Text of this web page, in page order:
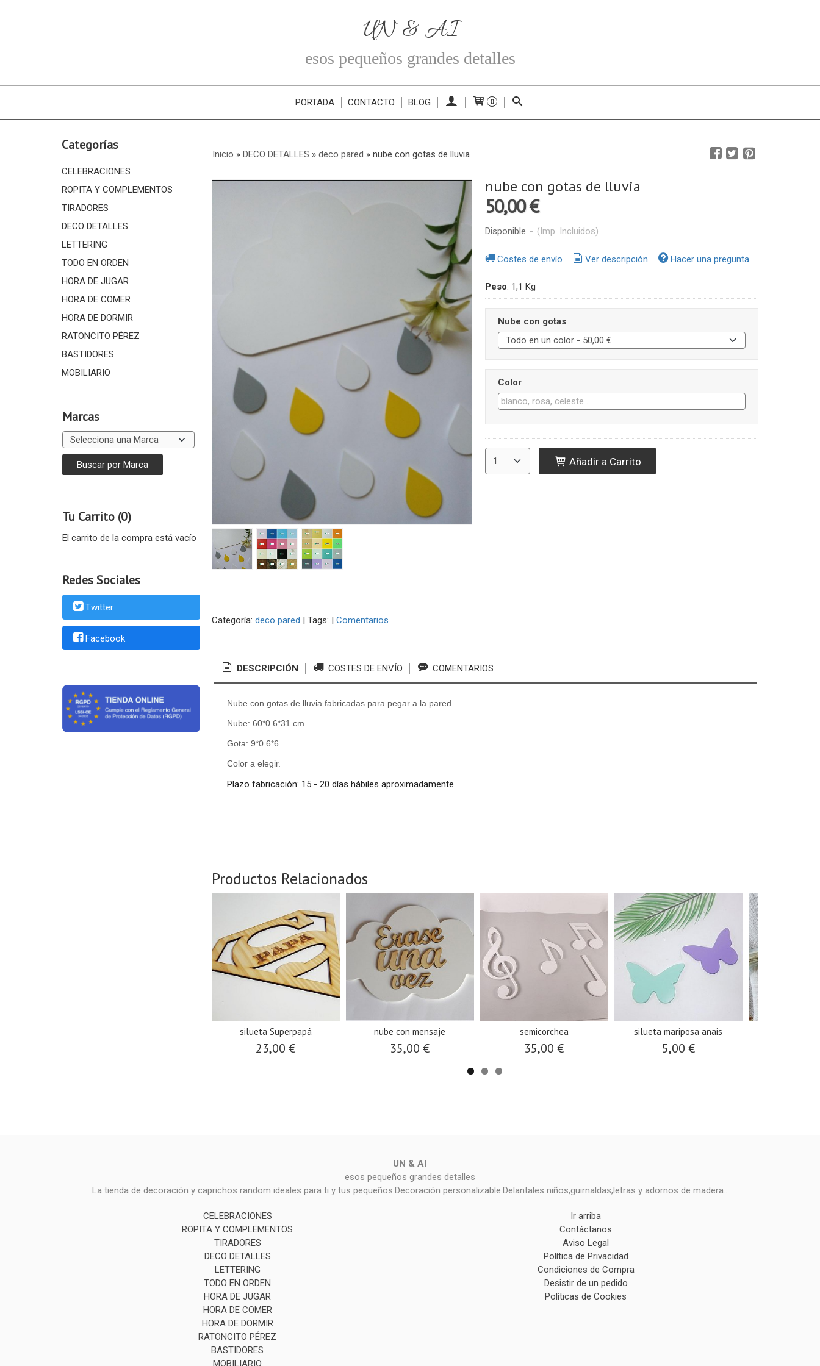
UN & AI
esos pequeños grandes detalles
PORTADA CONTACTO BLOG 0
Categorías
CELEBRACIONES
ROPITA Y COMPLEMENTOS
TIRADORES
DECO DETALLES
LETTERING
TODO EN ORDEN
HORA DE JUGAR
HORA DE COMER
HORA DE DORMIR
RATONCITO PÉREZ
BASTIDORES
MOBILIARIO
Marcas
Tu Carrito (0)
El carrito de la compra está vacío
Redes Sociales
Twitter
Facebook
Inicio » DECO DETALLES » deco pared » nube con gotas de lluvia
nube con gotas de lluvia
50,00 €
Disponible - (Imp. Incluidos)
Costes de envío Ver descripción Hacer una pregunta
Peso: 1,1 Kg
Nube con gotas
Color
Añadir a Carrito
Categoría: deco pared | Tags: | Comentarios
DESCRIPCIÓN COSTES DE ENVÍO COMENTARIOS
Nube con gotas de lluvia fabricadas para pegar a la pared.
Nube: 60*0.6*31 cm
Gota: 9*0.6*6
Color a elegir.
Plazo fabricación: 15 - 20 días hábiles aproximadamente.
Productos Relacionados
silueta Superpapá
23,00 €
nube con mensaje
35,00 €
semicorchea
35,00 €
silueta mariposa anais
5,00 €
UN & AI
esos pequeños grandes detalles
La tienda de decoración y caprichos random ideales para ti y tus pequeños.Decoración personalizable.Delantales niños,guirnaldas,letras y adornos de madera..
CELEBRACIONES
ROPITA Y COMPLEMENTOS
TIRADORES
DECO DETALLES
LETTERING
TODO EN ORDEN
HORA DE JUGAR
HORA DE COMER
HORA DE DORMIR
RATONCITO PÉREZ
BASTIDORES
MOBILIARIO
Ir arriba
Contáctanos
Aviso Legal
Política de Privacidad
Condiciones de Compra
Desistir de un pedido
Políticas de Cookies